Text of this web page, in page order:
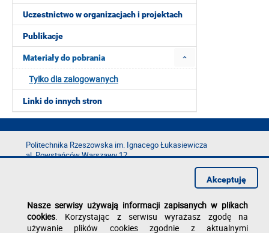
Uczestnictwo w organizacjach i projektach
Publikacje
Materiały do pobrania
Tylko dla zalogowanych
Linki do innych stron
Politechnika Rzeszowska im. Ignacego Łukasiewicza
al. Powstańców Warszawy 12
e-mail:kancelaria@prz.edu.pl
Deklaracja dostępności
Nasze serwisy używają informacji zapisanych w plikach
cookies. Korzystając z serwisu wyrażasz zgodę na
używanie plików cookies zgodnie z aktualnymi
Akceptuję